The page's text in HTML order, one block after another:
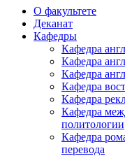
О факультете
Деканат
Кафедры
Кафедра
Кафедра
Кафедра
Кафедра
Кафедра
Кафедра
политологии
Кафедра
перевода